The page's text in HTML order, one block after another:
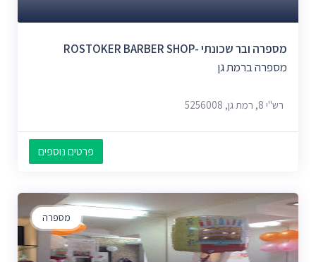
מספרה ובר שכונתי -ROSTOKER BARBER SHOP
מספרה ברמת גן
רש"י 8, רמת גן, 5256008
פרטים נוספים
מספרה